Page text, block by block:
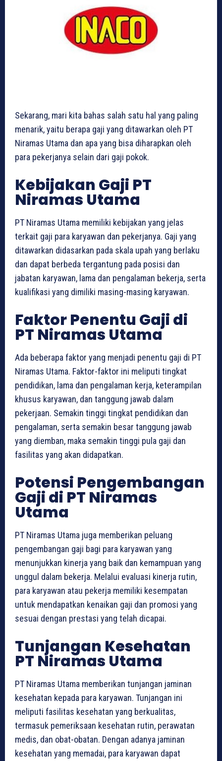
Sekarang, mari kita bahas salah satu hal yang paling
menarik, yaitu berapa gaji yang ditawarkan oleh PT
Niramas Utama dan apa yang bisa diharapkan oleh
para pekerjanya selain dari gaji pokok.
Kebijakan Gaji PT
Niramas Utama
PT Niramas Utama memiliki kebijakan yang jelas
terkait gaji para karyawan dan pekerjanya. Gaji yang
ditawarkan didasarkan pada skala upah yang berlaku
dan dapat berbeda tergantung pada posisi dan
jabatan karyawan, lama dan pengalaman bekerja, serta
kualifikasi yang dimiliki masing-masing karyawan.
Faktor Penentu Gaji di
PT Niramas Utama
Ada beberapa faktor yang menjadi penentu gaji di PT
Niramas Utama. Faktor-faktor ini meliputi tingkat
pendidikan, lama dan pengalaman kerja, keterampilan
khusus karyawan, dan tanggung jawab dalam
pekerjaan. Semakin tinggi tingkat pendidikan dan
pengalaman, serta semakin besar tanggung jawab
yang diemban, maka semakin tinggi pula gaji dan
fasilitas yang akan didapatkan.
Potensi Pengembangan
Gaji di PT Niramas
Utama
PT Niramas Utama juga memberikan peluang
pengembangan gaji bagi para karyawan yang
menunjukkan kinerja yang baik dan kemampuan yang
unggul dalam bekerja. Melalui evaluasi kinerja rutin,
para karyawan atau pekerja memiliki kesempatan
untuk mendapatkan kenaikan gaji dan promosi yang
sesuai dengan prestasi yang telah dicapai.
Tunjangan Kesehatan
PT Niramas Utama
PT Niramas Utama memberikan tunjangan jaminan
kesehatan kepada para karyawan. Tunjangan ini
meliputi fasilitas kesehatan yang berkualitas,
termasuk pemeriksaan kesehatan rutin, perawatan
medis, dan obat-obatan. Dengan adanya jaminan
kesehatan yang memadai, para karyawan dapat